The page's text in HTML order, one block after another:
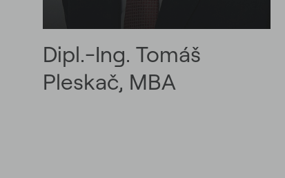
Dipl.-Ing. Tomáš
Pleskač, MBA